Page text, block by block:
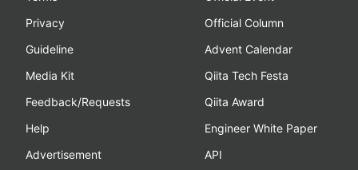
Privacy
Guideline
Media Kit
Feedback/Requests
Help
Advertisement
Official Column
Advent Calendar
Qiita Tech Festa
Qiita Award
Engineer White Paper
API